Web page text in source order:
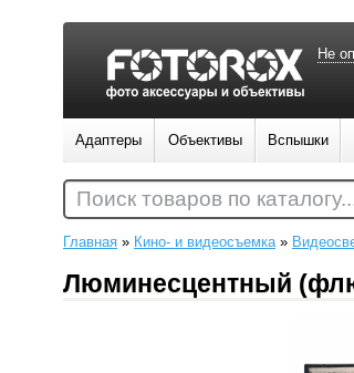
Главная » Кино- и видеосъемка»
Люминесцентный
Не
Адаптеры Объективы Вспышки
Поиск товаров по